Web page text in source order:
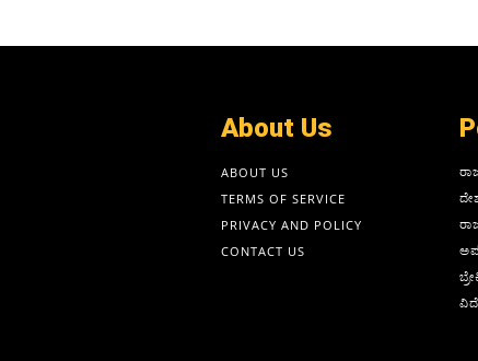
About Us
ABOUT US
TERMS OF SERVICE
PRIVACY AND POLICY
CONTACT US